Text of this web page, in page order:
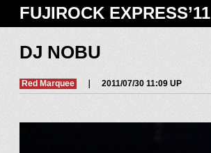
FUJIROCK EXPRESS’11
DJ NOBU
Red Marquee ｜ 2011/07/30 11:09 UP